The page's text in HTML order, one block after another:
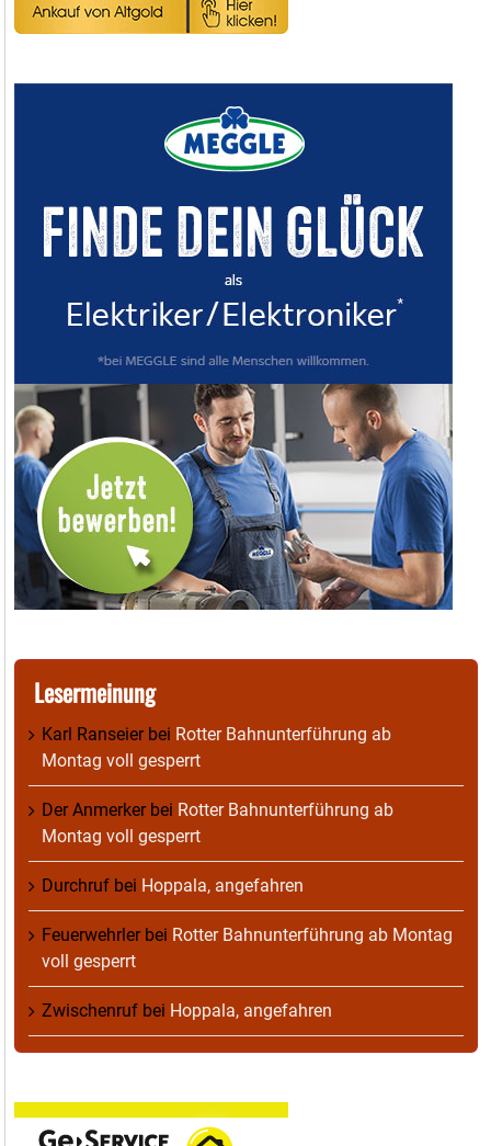
Lesermeinung
Karl Ranseierbei Rotter Bahnunterführung ab
Montag voll gesperrt
Der Anmerkerbei Rotter Bahnunterführung ab
Montag voll gesperrt
Durchruf bei Hoppala, angefahren
Feuerwehrlerbei Rotter Bahnunterführung ab Montag
voll gesperrt
Zwischenruf bei Hoppala, angefahren